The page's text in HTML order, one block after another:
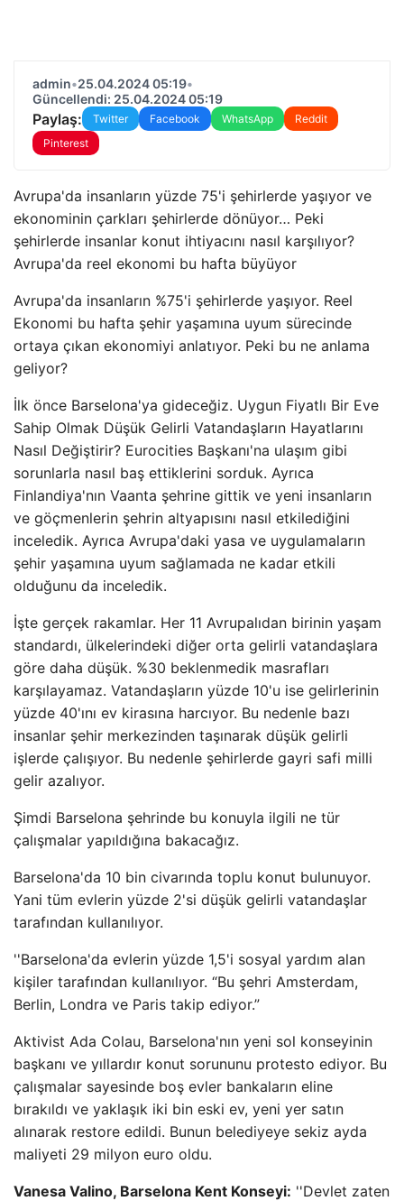
admin•25.04.2024 05:19•
Güncellendi: 25.04.2024 05:19
Paylaş: Twitter Facebook WhatsApp
Reddit
Pinterest
Avrupa'da insanların yüzde 75'i şehirlerde yaşıyor ve
ekonominin çarkları şehirlerde dönüyor… Peki
şehirlerde insanlar konut ihtiyacını nasıl karşılıyor?
Avrupa'da reel ekonomi bu hafta büyüyor
Avrupa'da insanların %75'i şehirlerde yaşıyor. Reel
Ekonomi bu hafta şehir yaşamına uyum sürecinde
ortaya çıkan ekonomiyi anlatıyor. Peki bu ne anlama
geliyor?
İlk önce Barselona'ya gideceğiz. Uygun Fiyatlı Bir Eve
Sahip Olmak Düşük Gelirli Vatandaşların Hayatlarını
Nasıl Değiştirir? Eurocities Başkanı'na ulaşım gibi
sorunlarla nasıl baş ettiklerini sorduk. Ayrıca
Finlandiya'nın Vaanta şehrine gittik ve yeni insanların
ve göçmenlerin şehrin altyapısını nasıl etkilediğini
inceledik. Ayrıca Avrupa'daki yasa ve uygulamaların
şehir yaşamına uyum sağlamada ne kadar etkili
olduğunu da inceledik.
İşte gerçek rakamlar. Her 11 Avrupalıdan birinin yaşam
standardı, ülkelerindeki diğer orta gelirli vatandaşlara
göre daha düşük. %30 beklenmedik masrafları
karşılayamaz. Vatandaşların yüzde 10'u ise gelirlerinin
yüzde 40'ını ev kirasına harcıyor. Bu nedenle bazı
insanlar şehir merkezinden taşınarak düşük gelirli
işlerde çalışıyor. Bu nedenle şehirlerde gayri safi milli
gelir azalıyor.
Şimdi Barselona şehrinde bu konuyla ilgili ne tür
çalışmalar yapıldığına bakacağız.
Barselona'da 10 bin civarında toplu konut bulunuyor.
Yani tüm evlerin yüzde 2'si düşük gelirli vatandaşlar
tarafından kullanılıyor.
''Barselona'da evlerin yüzde 1,5'i sosyal yardım alan
kişiler tarafından kullanılıyor. “Bu şehri Amsterdam,
Berlin, Londra ve Paris takip ediyor.”
Aktivist Ada Colau, Barselona'nın yeni sol konseyinin
başkanı ve yıllardır konut sorununu protesto ediyor. Bu
çalışmalar sayesinde boş evler bankaların eline
bırakıldı ve yaklaşık iki bin eski ev, yeni yer satın
alınarak restore edildi. Bunun belediyeye sekiz ayda
maliyeti 29 milyon euro oldu.
Vanesa Valino, Barselona Kent Konseyi: ''Devlet zaten